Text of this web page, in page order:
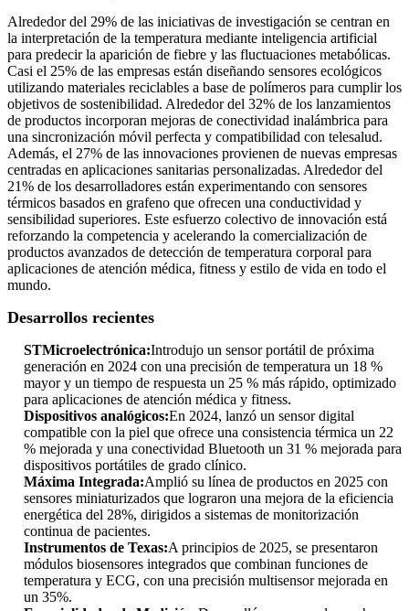
Alrededor del 29% de las iniciativas de investigación se centran en
la interpretación de la temperatura mediante inteligencia artificial
para predecir la aparición de fiebre y las fluctuaciones metabólicas.
Casi el 25% de las empresas están diseñando sensores ecológicos
utilizando materiales reciclables a base de polímeros para cumplir los
objetivos de sostenibilidad. Alrededor del 32% de los lanzamientos
de productos incorporan mejoras de conectividad inalámbrica para
una sincronización móvil perfecta y compatibilidad con telesalud.
Además, el 27% de las innovaciones provienen de nuevas empresas
centradas en aplicaciones sanitarias personalizadas. Alrededor del
21% de los desarrolladores están experimentando con sensores
térmicos basados ​​en grafeno que ofrecen una conductividad y
sensibilidad superiores. Este esfuerzo colectivo de innovación está
reforzando la competencia y acelerando la comercialización de
productos avanzados de detección de temperatura corporal para
aplicaciones de atención médica, fitness y estilo de vida en todo el
mundo.
Desarrollos recientes
STMicroelectrónica:Introdujo un sensor portátil de próxima
generación en 2024 con una precisión de temperatura un 18 %
mayor y un tiempo de respuesta un 25 % más rápido, optimizado
para aplicaciones de atención médica y fitness.
Dispositivos analógicos:En 2024, lanzó un sensor digital
compatible con la piel que ofrece una consistencia térmica un 22
% mejorada y una conectividad Bluetooth un 31 % mejorada para
dispositivos portátiles de grado clínico.
Máxima Integrada:Amplió su línea de productos en 2025 con
sensores miniaturizados que lograron una mejora de la eficiencia
energética del 28%, dirigidos a sistemas de monitorización
continua de pacientes.
Instrumentos de Texas:A principios de 2025, se presentaron
módulos biosensores integrados que combinan funciones de
temperatura y ECG, con una precisión multisensor mejorada en
un 35%.